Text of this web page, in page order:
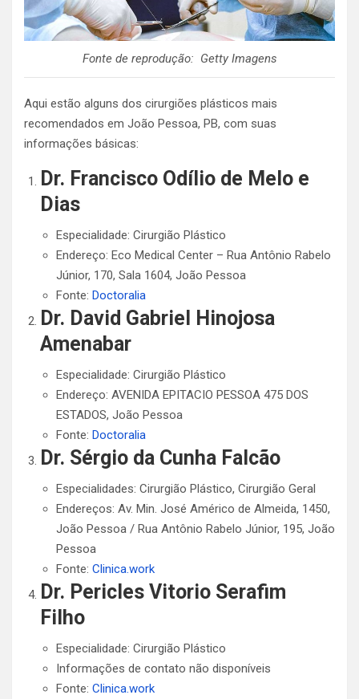
Fonte de reprodução: Getty Imagens
Aqui estão alguns dos cirurgiões plásticos mais
recomendados em João Pessoa, PB, com suas
informações básicas:
Dr. Francisco Odílio de Melo e
Dias
Especialidade: Cirurgião Plástico
Endereço: Eco Medical Center – Rua Antônio Rabelo
Júnior, 170, Sala 1604, João Pessoa
Fonte: Doctoralia
Dr. David Gabriel Hinojosa
Amenabar
Especialidade: Cirurgião Plástico
Endereço: AVENIDA EPITACIO PESSOA 475 DOS
ESTADOS, João Pessoa
Fonte: Doctoralia
Dr. Sérgio da Cunha Falcão
Especialidades: Cirurgião Plástico, Cirurgião Geral
Endereços: Av. Min. José Américo de Almeida, 1450,
João Pessoa / Rua Antônio Rabelo Júnior, 195, João
Pessoa
Fonte: Clinica.work
Dr. Pericles Vitorio Serafim
Filho
Especialidade: Cirurgião Plástico
Informações de contato não disponíveis
Fonte: Clinica.work